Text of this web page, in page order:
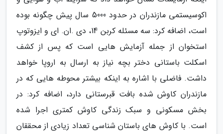
اکوسیستمی مازندران در حدود 5000 سال پیش چگونه بوده
است، اضافه کرد: سه مسئله کربن 14، دی .ان. ای و ایزوتوپ
استخوان از جمله آزمایش هایی است که پس از کشف
اسکلت باستانی دختر بچه نیاز به ارسال به اروپا خواهد
داشت. فاضلی با اشاره به اینکه بیشتر محوطه هایی که در
مازندران کاوش شده بافت قبرستانی دارد، اضافه کرد: در
بخش مسکونی و سبک زندگی کاوش کمتری اجرا شده
است. با کاوش های باستان شناسی تعداد زیادی از محققان